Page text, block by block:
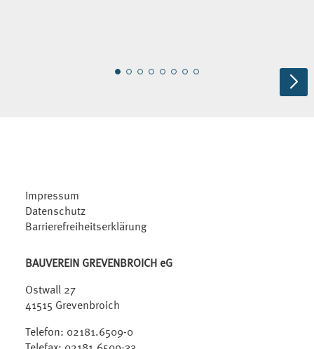
Impressum
Datenschutz
Barrierefreiheitserklärung
BAUVEREIN GREVENBROICH eG
Ostwall 27
41515 Grevenbroich
Telefon: 02181.6509-0